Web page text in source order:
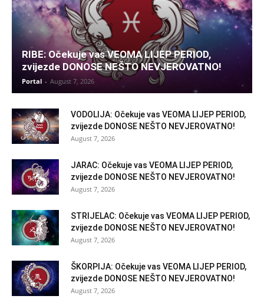
RIBE: Očekuje vas VEOMA LIJEP PERIOD,
zvijezde DONOSE NEŠTO NEVJEROVATNO!
Portal - August 7, 2026
VODOLIJA: Očekuje vas VEOMA LIJEP PERIOD,
zvijezde DONOSE NEŠTO NEVJEROVATNO!
August 7, 2026
JARAC: Očekuje vas VEOMA LIJEP PERIOD,
zvijezde DONOSE NEŠTO NEVJEROVATNO!
August 7, 2026
STRIJELAC: Očekuje vas VEOMA LIJEP PERIOD,
zvijezde DONOSE NEŠTO NEVJEROVATNO!
August 7, 2026
ŠKORPIJA: Očekuje vas VEOMA LIJEP PERIOD,
zvijezde DONOSE NEŠTO NEVJEROVATNO!
August 7, 2026